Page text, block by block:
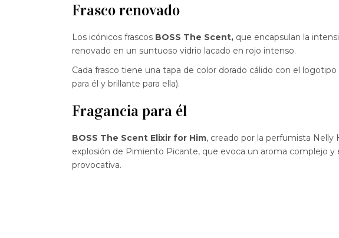
Frasco renovado
Los icónicos frascos BOSS The Scent, que encapsulan la
renovado en un suntuoso vidrio lacado en rojo intenso.
Cada frasco tiene una tapa de color dorado cálido con el
para él y brillante para ella).
Fragancia para él
BOSS The Scent Elixir for Him, creado por la perfumista
explosión de Pimiento Picante, que evoca un aroma complejo y
provocativa.